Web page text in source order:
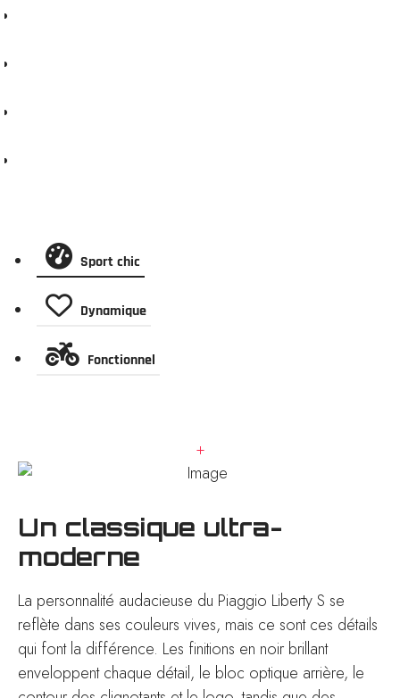
Sport chic
Dynamique
Fonctionnel
+
Un classique ultra-
moderne
La personnalité audacieuse du Piaggio Liberty S se
reflète dans ses couleurs vives, mais ce sont ces détails
qui font la différence. Les finitions en noir brillant
enveloppent chaque détail, le bloc optique arrière, le